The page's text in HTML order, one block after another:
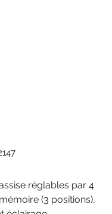
réglables par 4
(3 positions),